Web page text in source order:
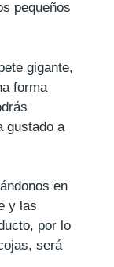
pequeños
gigante,
forma
gustado a
en
y las
por lo
será